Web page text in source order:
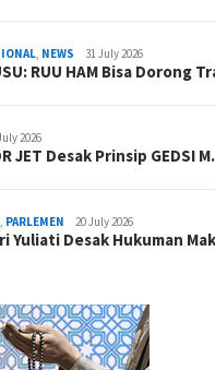
, NEWS 31 July 2026
RUU HAM Bisa Dorong
2026
JET Desak Prinsip GEDSI
, PARLEMEN 20 July 2026
Yuliati Desak Hukuman